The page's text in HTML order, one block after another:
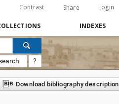
Contrast Share Login
INDEXES
?
Download bibliography description